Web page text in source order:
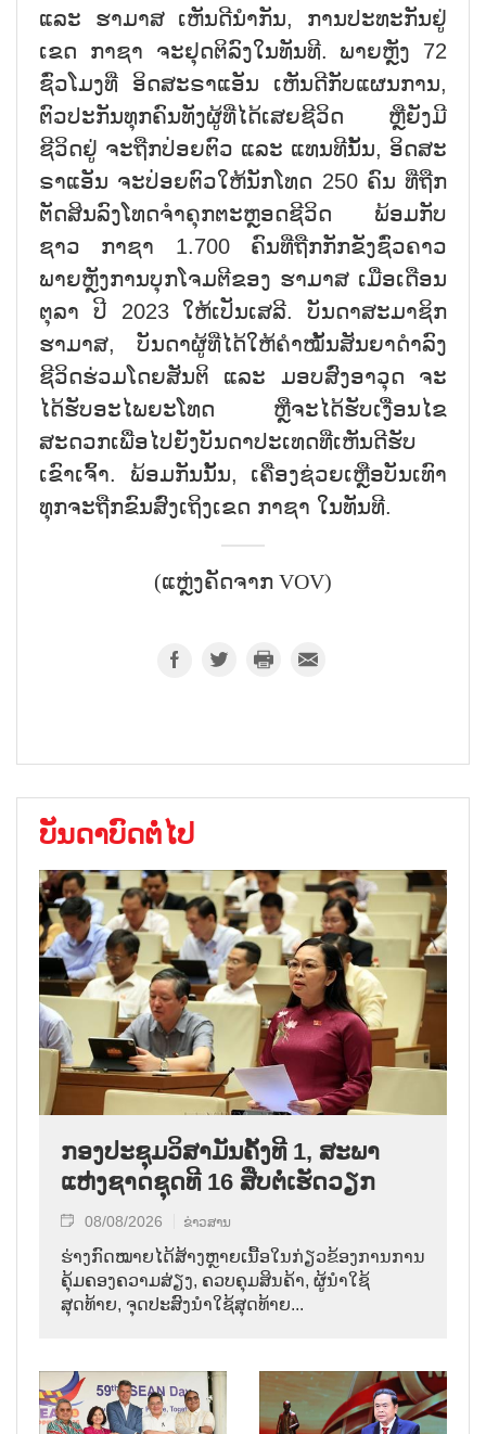
ແລະ ຮາມາສ ເຫັນດີນຳກັນ, ການປະທະກັນຢູ່
ເຂດ ກາຊາ ຈະຢຸດຕິລົງໃນທັນທີ. ພາຍຫຼັງ 72
ຊົ່ວໂມງທີ່ ອິດສະຣາແອັນ ເຫັນດີກັບແຜນການ,
ຕົວປະກັນທຸກຄົນທັງຜູ້ທີ່ໄດ້ເສຍຊີວິດ ຫຼືຍັງມີ
ຊີວິດຢູ່ ຈະຖືກປ່ອຍຕົວ ແລະ ແທນທີນັ້ນ, ອິດສະ
ຣາແອັນ ຈະປ່ອຍຕົວໃຫ້ນັກໂທດ 250 ຄົນ ທີ່ຖືກ
ຕັດສິນລົງໂທດຈຳຄຸກຕະຫຼອດຊີວິດ ພ້ອມກັບ
ຊາວ ກາຊາ 1.700 ຄົນທີ່ຖືກກັກຂັງຊົ່ວຄາວ
ພາຍຫຼັງການບຸກໂຈມຕີຂອງ ຮາມາສ ເມື່ອເດືອນ
ຕຸລາ ປີ 2023 ໃຫ້ເປັນເສລີ. ບັນດາສະມາຊິກ
ຮາມາສ, ບັນດາຜູ້ທີ່ໄດ້ໃຫ້ຄຳໝັ້ນສັນຍາດຳລົງ
ຊີວິດຮ່ວມໂດຍສັນຕິ ແລະ ມອບສົ່ງອາວຸດ ຈະ
ໄດ້ຮັບອະໄພຍະໂທດ ຫຼືຈະໄດ້ຮັບເງື່ອນໄຂ
ສະດວກເພື່ອໄປຍັງບັນດາປະເທດທີ່ເຫັນດີຮັບ
ເຂົາເຈົ້າ. ພ້ອມກັນນັ້ນ, ເຄື່ອງຊ່ວຍເຫຼືອບັນເທົາ
ທຸກຈະຖືກຂົນສົ່ງເຖິງເຂດ ກາຊາ ໃນທັນທີ.
(ແຫຼ່ງຄັດຈາກ VOV)
ບັນດາບົດຕໍ່ໄປ
ກອງປະຊຸມວິສາມັນຄັ້ງທີ 1, ສະພາ
ແຫ່ງຊາດຊຸດທີ 16 ສືບຕໍ່ເຮັດວຽກ
08/08/2026 ຂ່າວສານ
ຮ່າງກົດໝາຍໄດ້ສ້າງຫຼາຍເນື້ອໃນກ່ຽວຂ້ອງການການ
ຄຸ້ມຄອງຄວາມສ່ຽງ, ຄວບຄຸມສິນຄ້າ, ຜູ້ນຳໃຊ້
ສຸດທ້າຍ, ຈຸດປະສົງນຳໃຊ້ສຸດທ້າຍ...